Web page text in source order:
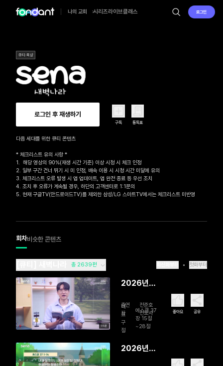
나의 교회 시리즈라이브클래스 로그인
큐티·묵상
로그인 후 재생하기
구독 통독표
다음 세대를 위한 큐티 콘텐츠
* 체크리스트 유의 사항 *
1.  해당 영상의 90%(재생 시간 기준) 이상 시청 시 체크 인정
2. 일부 구간 건너 뛰기 시 미 인정, 배속 이용 시 시청 시간 미달에 유의
3. 체크리스트 오류 발생 시 앱 업데이트, 앱 완전 종료 등 우선 조치
4. 조치 후 오류가 계속될 경우, 하단의 고객센터로 1:1문의
5. 현재 구글TV(안드로이드TV)를 제외한 삼성/LG 스마트TV에서는 체크리스트 미반영
회차비슷한 콘텐츠
총 2639편 첫화부터
09분
2026년
일 합체! 두
막대기
출연
자
전준호
전도사
대
표
구
절
에스겔 37
장 15절
~28절
좋아요 공유
2026년